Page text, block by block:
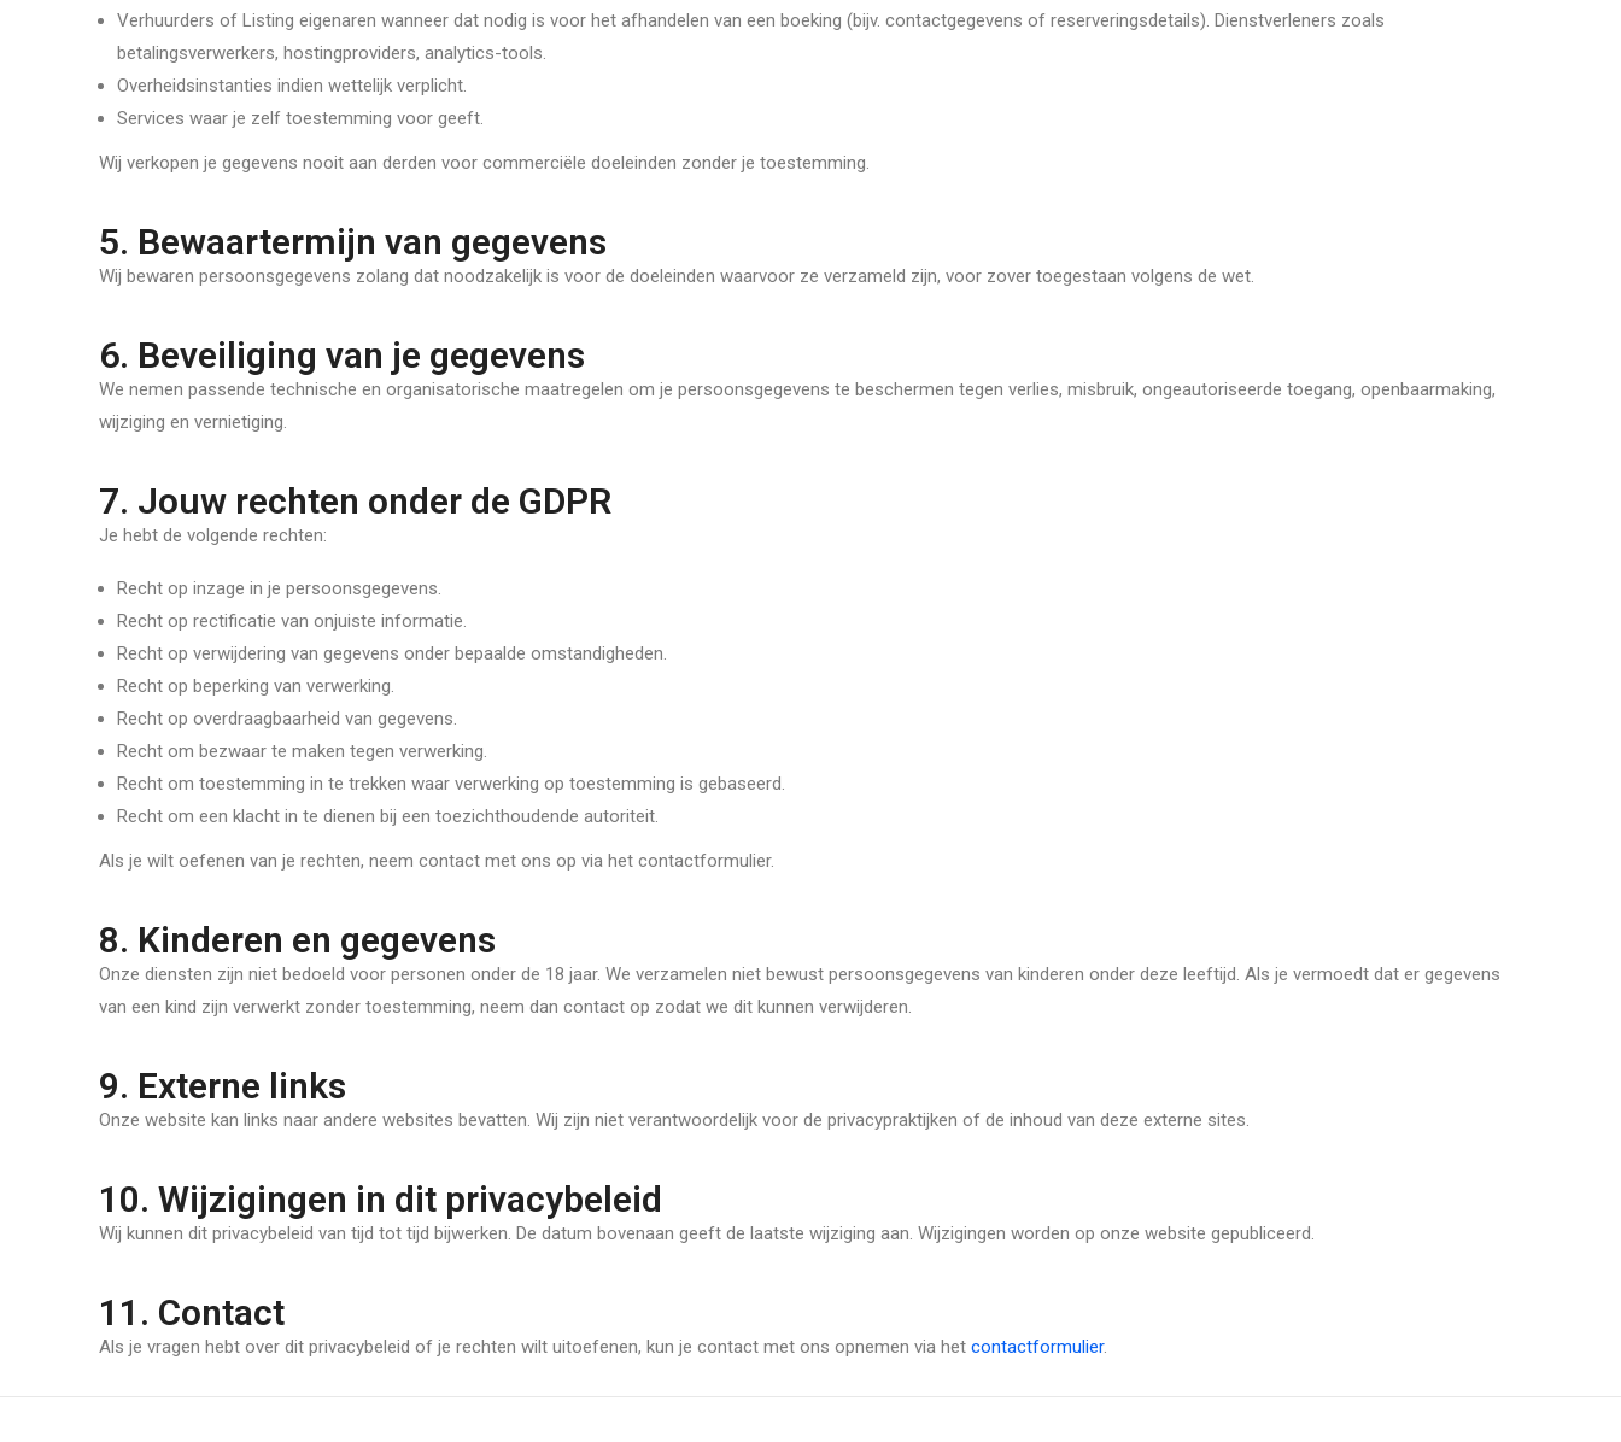
Verhuurders of Listing eigenaren wanneer dat nodig is voor het afhandelen van een boeking (bijv. contactgegevens of reserveringsdetails). Dienstverleners zoals
betalingsverwerkers, hostingproviders, analytics-tools.
Overheidsinstanties indien wettelijk verplicht.
Services waar je zelf toestemming voor geeft.
Wij verkopen je gegevens nooit aan derden voor commerciële doeleinden zonder je toestemming.
5. Bewaartermijn van gegevens
Wij bewaren persoonsgegevens zolang dat noodzakelijk is voor de doeleinden waarvoor ze verzameld zijn, voor zover toegestaan volgens de wet.
6. Beveiliging van je gegevens
We nemen passende technische en organisatorische maatregelen om je persoonsgegevens te beschermen tegen verlies, misbruik, ongeautoriseerde toegang, openbaarmaking,
wijziging en vernietiging.
7. Jouw rechten onder de GDPR
Je hebt de volgende rechten:
Recht op inzage in je persoonsgegevens.
Recht op rectificatie van onjuiste informatie.
Recht op verwijdering van gegevens onder bepaalde omstandigheden.
Recht op beperking van verwerking.
Recht op overdraagbaarheid van gegevens.
Recht om bezwaar te maken tegen verwerking.
Recht om toestemming in te trekken waar verwerking op toestemming is gebaseerd.
Recht om een klacht in te dienen bij een toezichthoudende autoriteit.
Als je wilt oefenen van je rechten, neem contact met ons op via het contactformulier.
8. Kinderen en gegevens
Onze diensten zijn niet bedoeld voor personen onder de 18 jaar. We verzamelen niet bewust persoonsgegevens van kinderen onder deze leeftijd. Als je vermoedt dat er gegevens
van een kind zijn verwerkt zonder toestemming, neem dan contact op zodat we dit kunnen verwijderen.
9. Externe links
Onze website kan links naar andere websites bevatten. Wij zijn niet verantwoordelijk voor de privacypraktijken of de inhoud van deze externe sites.
10. Wijzigingen in dit privacybeleid
Wij kunnen dit privacybeleid van tijd tot tijd bijwerken. De datum bovenaan geeft de laatste wijziging aan. Wijzigingen worden op onze website gepubliceerd.
11. Contact
Als je vragen hebt over dit privacybeleid of je rechten wilt uitoefenen, kun je contact met ons opnemen via het contactformulier.